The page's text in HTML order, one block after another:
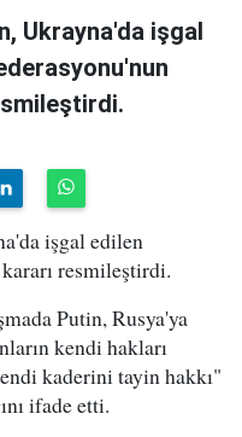
Ukrayna'da işgal
işgal edilen
resmileştirdi.
Putin, Rusya'ya
kendi hakları
kaderini tayin hakkı"
ifade etti.